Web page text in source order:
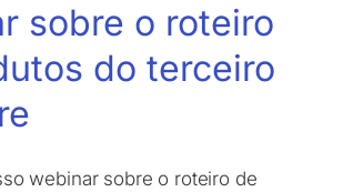
sobre o roteiro
do terceiro
webinar sobre o roteiro de